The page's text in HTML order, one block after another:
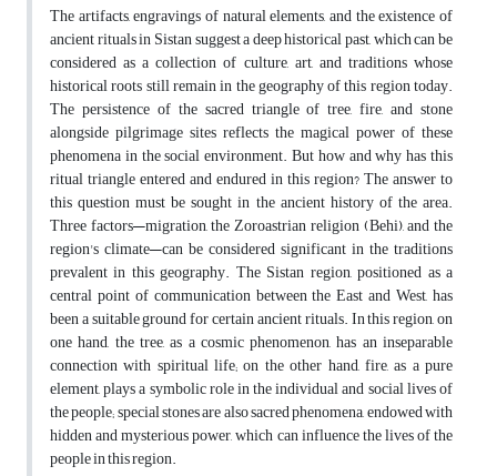
The artifacts, engravings of natural elements, and the existence of
ancient rituals in Sistan suggest a deep historical past, which can be
considered as a collection of culture, art, and traditions whose
historical roots still remain in the geography of this region today.
The persistence of the sacred triangle of tree, fire, and stone
alongside pilgrimage sites reflects the magical power of these
phenomena in the social environment. But how and why has this
ritual triangle entered and endured in this region? The answer to
this question must be sought in the ancient history of the area.
Three factors—migration, the Zoroastrian religion (Behi), and the
region's climate—can be considered significant in the traditions
prevalent in this geography. The Sistan region, positioned as a
central point of communication between the East and West, has
been a suitable ground for certain ancient rituals. In this region, on
one hand, the tree, as a cosmic phenomenon, has an inseparable
connection with spiritual life; on the other hand, fire, as a pure
element, plays a symbolic role in the individual and social lives of
the people; special stones are also sacred phenomena, endowed with
hidden and mysterious power, which can influence the lives of the
people in this region.